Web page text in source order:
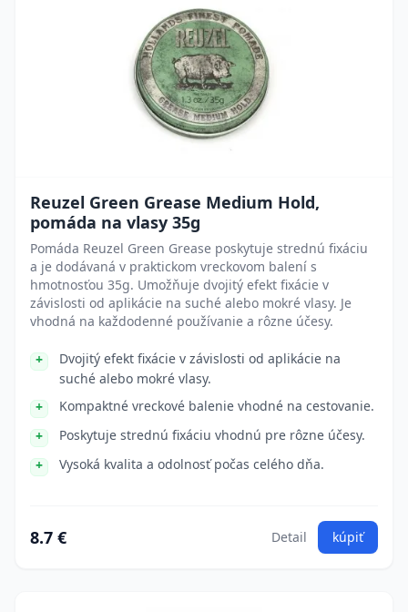
Reuzel Green Grease Medium Hold,
pomáda na vlasy 35g
Pomáda Reuzel Green Grease poskytuje strednú fixáciu
a je dodávaná v praktickom vreckovom balení s
hmotnosťou 35g. Umožňuje dvojitý efekt fixácie v
závislosti od aplikácie na suché alebo mokré vlasy. Je
vhodná na každodenné používanie a rôzne účesy.
Dvojitý efekt fixácie v závislosti od aplikácie na
suché alebo mokré vlasy.
Kompaktné vreckové balenie vhodné na cestovanie.
Poskytuje strednú fixáciu vhodnú pre rôzne účesy.
Vysoká kvalita a odolnosť počas celého dňa.
8.7 € Detail kúpiť